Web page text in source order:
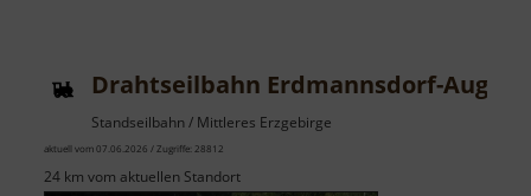
Drahtseilbahn Erdmannsdorf-
Standseilbahn / Mittleres Erzgebirge
aktuell vom 07.06.2026 / Zugriffe: 28812
24 km vom aktuellen Standort